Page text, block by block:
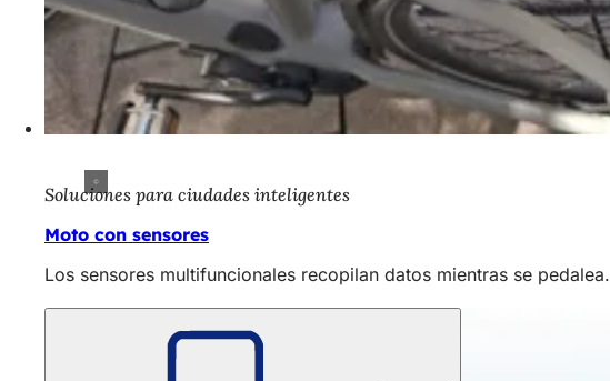
Soluciones para ciudades inteligentes
Moto con sensores
Los sensores multifuncionales recopilan datos mientras se pedalea.